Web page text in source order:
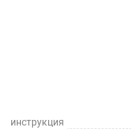
инструкция